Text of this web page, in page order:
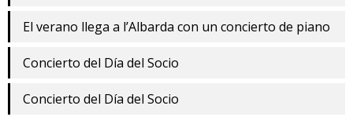
El verano llega a l’Albarda con un concierto de piano
Concierto del Día del Socio
Concierto del Día del Socio